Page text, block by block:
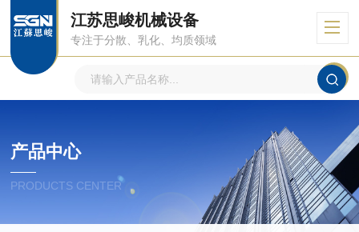
江苏思峻机械设备
专注于分散、乳化、均质领域
产品中心
PRODUCTS CENTER